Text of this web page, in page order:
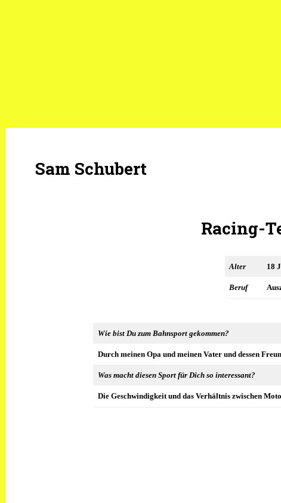
Sam Schubert
Racing-
Alter 18
Beruf
Wie bist Du zum Bahnsport gekommen?
Durch meinen Opa und meinen Vater und dessen
Was macht diesen Sport für Dich so interessant?
Die Geschwindigkeit und das Verhältnis zwischen